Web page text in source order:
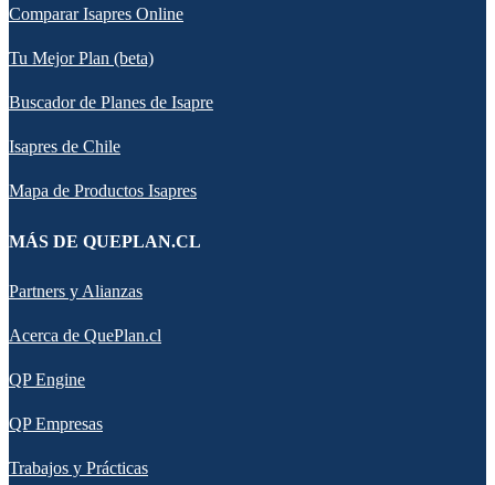
Comparar Isapres Online
Tu Mejor Plan (beta)
Buscador de Planes de Isapre
Isapres de Chile
Mapa de Productos Isapres
MÁS DE QUEPLAN.CL
Partners y Alianzas
Acerca de QuePlan.cl
QP Engine
QP Empresas
Trabajos y Prácticas